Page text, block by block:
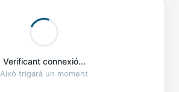
Verificant connexió...
Això trigarà un moment